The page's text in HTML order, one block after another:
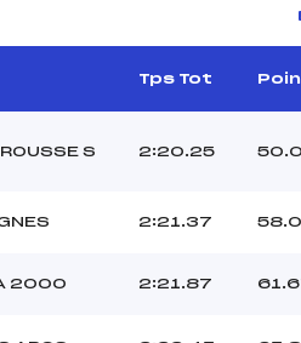
VAUCELLE
Tps Tot
S 2:20.25
2:21.37
2000 2:21.87